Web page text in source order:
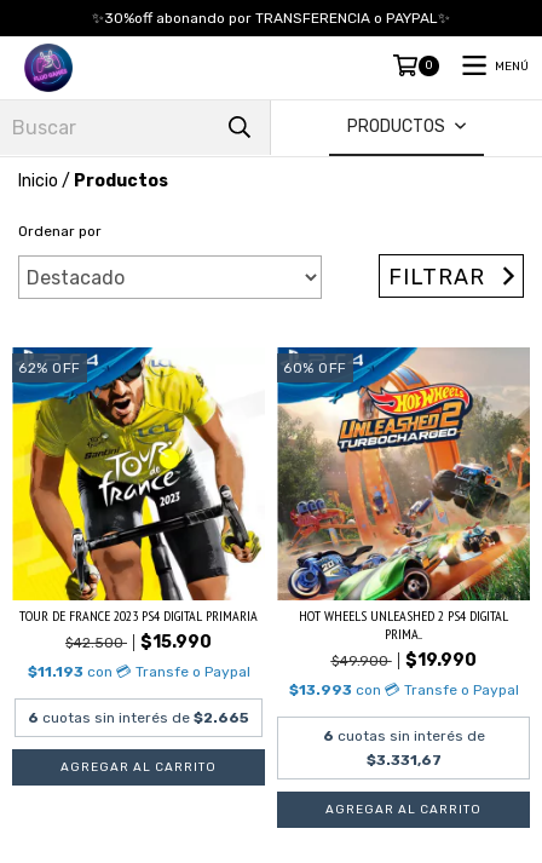
✨30%off abonando por TRANSFERENCIA o PAYPAL✨
0 MENÚ
PRODUCTOS
Inicio / Productos
Ordenar por
FILTRAR
62% OFF
TOUR DE FRANCE 2023 PS4 DIGITAL PRIMARIA
$42.500 $15.990
$11.193 con 💳 Transfe o Paypal
6 cuotas sin interés de $2.665
60% OFF
HOT WHEELS UNLEASHED 2 PS4 DIGITAL
PRIMA...
$49.900 $19.990
$13.993 con 💳 Transfe o Paypal
6 cuotas sin interés de
$3.331,67